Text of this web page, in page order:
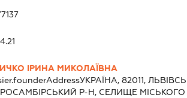
ІРИНА МИКОЛАЇВНА
УКРАЇНА, 82011,
Р-Н, СЕЛИЩЕ МІСЬКОГО